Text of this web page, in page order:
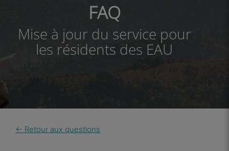
FAQ
Mise à jour du service pour
les résidents des EAU
← Retour aux questions